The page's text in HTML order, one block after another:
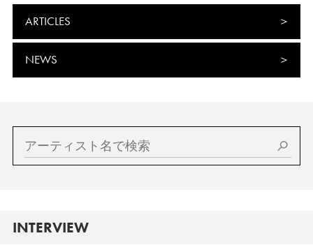
ARTICLES
NEWS
INTERVIEW